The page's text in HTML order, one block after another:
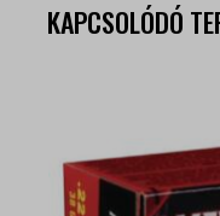
KAPCSOLÓDÓ